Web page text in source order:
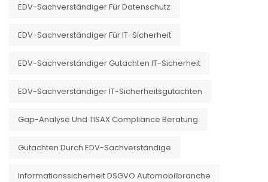
EDV-Sachverständiger Für Datenschutz
EDV-Sachverständiger Für IT-Sicherheit
EDV-Sachverständiger Gutachten IT-Sicherheit
EDV-Sachverständiger IT-Sicherheitsgutachten
Gap-Analyse Und TISAX Compliance Beratung
Gutachten Durch EDV-Sachverständige
Informationssicherheit DSGVO Automobilbranche